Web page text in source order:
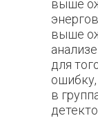
выше
выше
для
в